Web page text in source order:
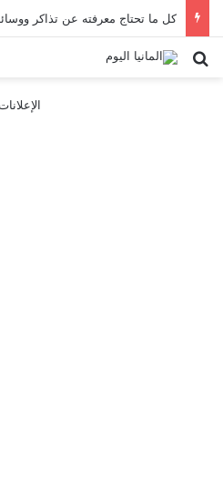
كل ما تحتاج معرفته عن تذاكر ووسائل
بحث عن